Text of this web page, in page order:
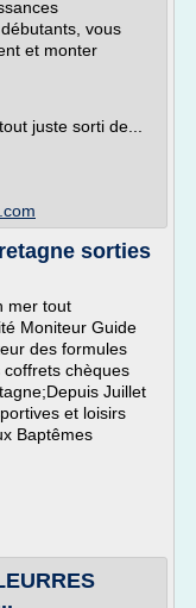
vous
et monter
juste sorti de...
sorties
mer tout
Moniteur Guide
des formules
chèques
Juillet
et loisirs
Baptêmes